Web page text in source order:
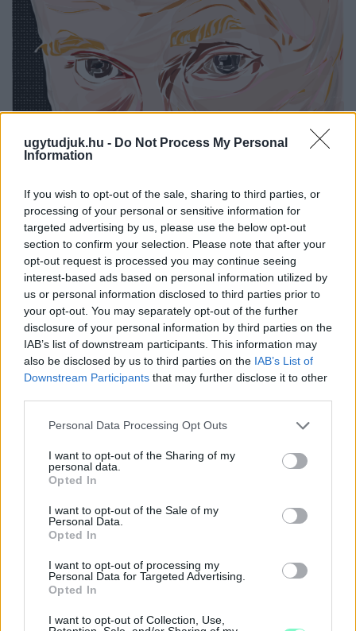
ugytudjuk.hu - Do Not Process My Personal
Information
If you wish to opt-out of the sale, sharing to third parties, or
processing of your personal or sensitive information for
targeted advertising by us, please use the below opt-out
section to confirm your selection. Please note that after your
opt-out request is processed you may continue seeing
interest-based ads based on personal information utilized by
us or personal information disclosed to third parties prior to
your opt-out. You may separately opt-out of the further
disclosure of your personal information by third parties on the
IAB’s list of downstream participants. This information may
also be disclosed by us to third parties on the IAB’s List of
Downstream Participants that may further disclose it to other
Please note that this website/app uses one or more Google
not limited to your visit or usage behaviour. You may click to
grant or deny consent to Google and its third-party tags to
use your data for below specified purposes in below Google
consent section.
Personal Data Processing Opt Outs
I want to opt-out of the Sharing of my
personal data.
Opted In
I want to opt-out of the Sale of my
Personal Data.
Opted In
I want to opt-out of processing my
Personal Data for Targeted Advertising.
Opted In
I want to opt-out of Collection, Use,
MI járhat a fejében?
Egyre jobban fogytak körülötte azok az emberek
, akik még
vitába mertek szállni vele. Egy újabb toronymagas Fidesz-diadal
életveszélyes lenne nemcsak az ország, de a NER számára is.
Putyin a hatalom drogjától megrészegülve a különleges katonai
művelet fantázianevű bad tripbe hajszolta bele magát, amivel
az általa vezetett rezsim sírját kezdte ásni. Orbánnak is a
csúcson kellett volna abbahagyni, de a NER már túl van a
csúcson.
Felvethető, hogy az ellenzéknek az még talán jobb is lenne,
amennyiben hajszál híján, fél százalékkal, pár mandátummal
marad csak le a Fidesz mögött. Aztán hátradől, végignézve,
hogy a féktelen osztogatás utáni elkerülhetetlen
megszorításokba ugyanúgy belebukik a NER, mint a 2006-as
látják: Orbán nem is akar nyerni, komfortosabb számára, ha
rátolhatja az új kormányra.
diadalmasan visszatér.
Ez utóbbi látszatra tetszetős okfejtés, de nem hiszem hogy
többséget sem szerez, az már akkora mandátumveszteséget